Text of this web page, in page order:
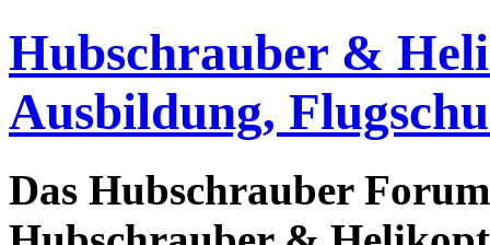
Hubschrauber &
Ausbildung,
Das Hubschrauber